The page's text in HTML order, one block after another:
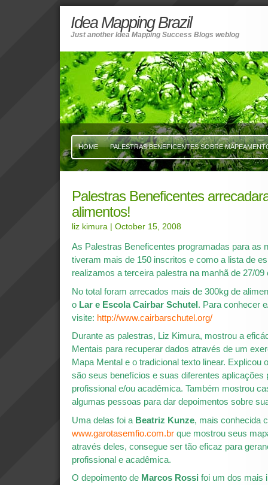
Idea Mapping Brazil
Just another Idea Mapping Success Blogs weblog
HOME PALESTRAS BENEFICENTES SOBRE
Palestras Beneficentes
alimentos!
liz kimura | October 15, 2008
As Palestras Beneficentes programadas para as
tiveram mais de 150 inscritos e como a lista de
realizamos a terceira palestra na manhã de 27/
No total foram arrecados mais de 300kg de
o Lar e Escola Cairbar Schutel. Para conhecer
visite: http://www.cairbarschutel.org/
Durante as palestras, Liz Kimura, mostrou a
Mentais para recuperar dados através de um
Mapa Mental e o tradicional texto linear. Explicou
são seus benefícios e suas diferentes aplicações
profissional e/ou acadêmica. Também mostrou
algumas pessoas para dar depoimentos sobre
Uma delas foi a Beatriz Kunze, mais conhecida
www.garotasemfio.com.br que mostrou seus
através deles, consegue ser tão eficaz para
profissional e acadêmica.
O depoimento de Marcos Rossi foi um dos mais